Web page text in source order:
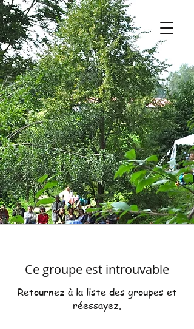
Ce groupe est introuvable
Retournez à la liste des groupes et
réessayez.